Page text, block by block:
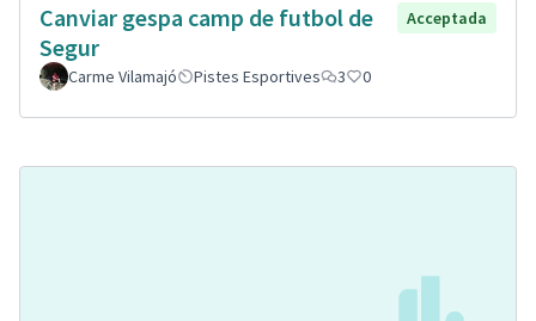
Canviar gespa camp de futbol de
Segur
Acceptada
Carme Vilamajó Pistes Esportives 3 0